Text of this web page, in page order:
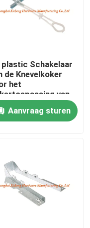
plastic Schakelaar
de Knevelkoker
het
van
in
en Muren
Aanvraag sturen